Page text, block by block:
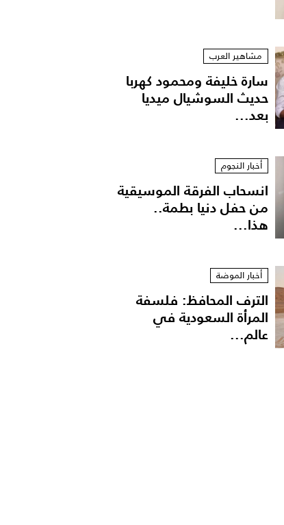
$290 - Etro's long jacket $2,178 - FRAME Denim$220 - Givenchy
مشاهير العرب
سارة خليفة ومحمود كهربا
حديث السوشيال ميديا
بعد...
أخبار النجوم
انسحاب الفرقة الموسيقية
من حفل دنيا بطمة..
هذا...
أخبار الموضة
الترف المحافظ: فلسفة
المرأة السعودية في
عالم...